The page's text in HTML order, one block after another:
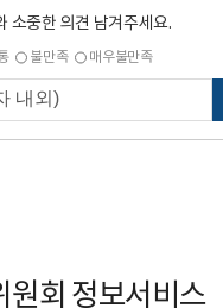
소중한 의견 남겨주세요.
불만족 매우불만족
원회 정보서비스